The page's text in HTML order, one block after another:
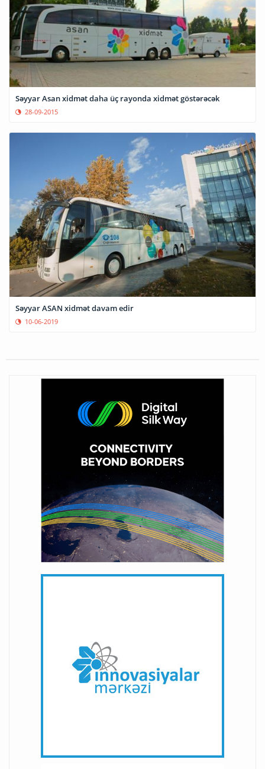
Səyyar Asan xidmət daha üç rayonda xidmət göstərəcək
28-09-2015
Səyyar ASAN xidmət davam edir
10-06-2019